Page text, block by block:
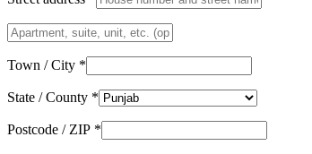
Apartment,
suite,
unit,
Town / City *
State / County *
Postcode / ZIP *